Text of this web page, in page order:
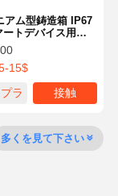
ニュース
アム型鋳造箱 IP67
ートデバイス用
ウジング
15$
ラ
接触
多くを見て下さい